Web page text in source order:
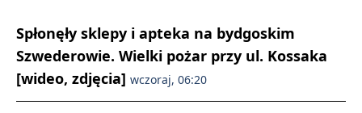
Spłonęły sklepy i apteka na bydgoskim
Szwederowie. Wielki pożar przy ul. Kossaka
[wideo, zdjęcia] wczoraj, 06:20